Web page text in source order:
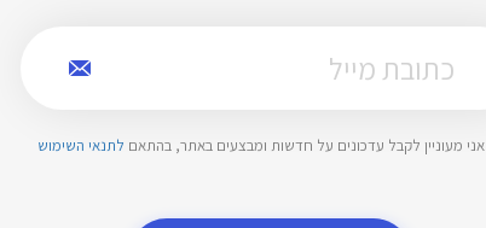
אני מעוניין לקבל עדכונים על חדשות ומבצעים באתר, בהתאם לתנאי השימוש